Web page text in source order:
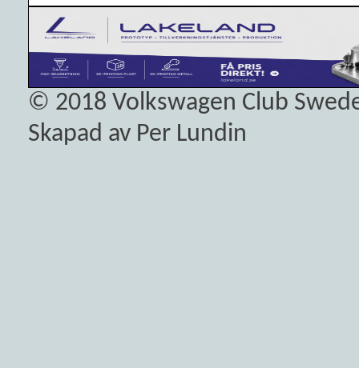
© 2018 Volkswagen Club
Skapad av Per Lundin